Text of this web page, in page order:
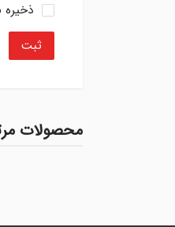
ذخیره
محصولات